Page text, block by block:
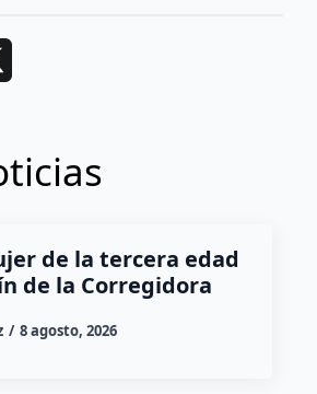
de la tercera edad
de la Corregidora
8 agosto, 2026